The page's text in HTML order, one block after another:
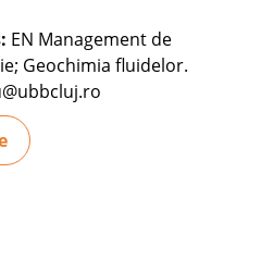
EN Management de
Geochimia fluidelor.